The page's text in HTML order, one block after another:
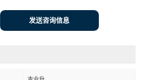
发送咨询信息